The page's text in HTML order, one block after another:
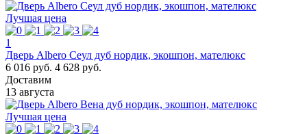
Лучшая цена
1
Дверь Albero Сеул дуб нордик, экошпон, мателюкс
6 016 руб. 4 628 руб.
Доставим
13 августа
Лучшая цена